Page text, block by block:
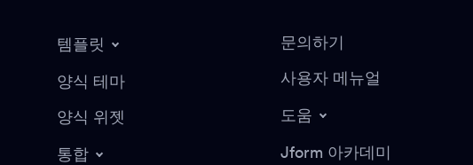
템플릿
양식 테마
양식 위젯
통합
문의하기
사용자 메뉴얼
도움
Jform 아카데미